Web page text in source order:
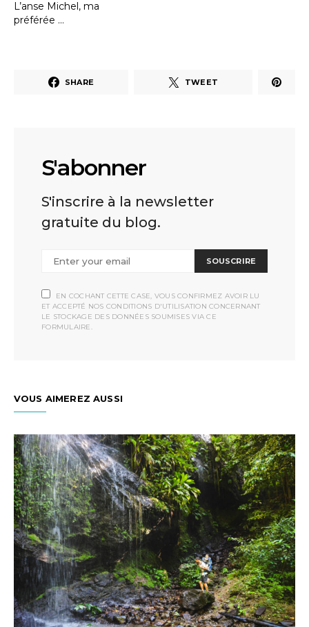
L’anse Michel, ma
préférée …
SHARE TWEET
S'abonner
S'inscrire à la newsletter
gratuite du blog.
SOUSCRIRE
EN COCHANT CETTE CASE, VOUS CONFIRMEZ AVOIR LU
ET ACCEPTÉ NOS CONDITIONS D'UTILISATION CONCERNANT
LE STOCKAGE DES DONNÉES SOUMISES VIA CE
FORMULAIRE.
VOUS AIMEREZ AUSSI